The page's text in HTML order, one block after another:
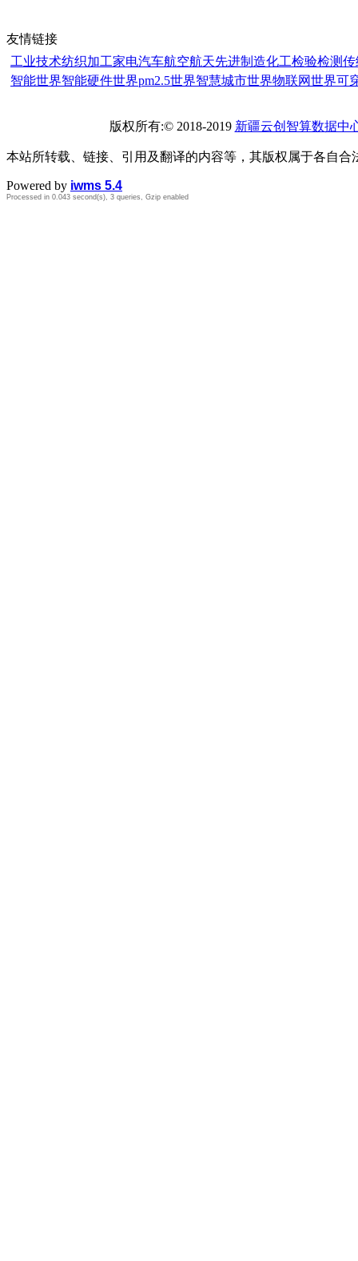
友情链接
工业技术纺织加工家电汽车航空航天先进制造化工检验检测传
智能世界智能硬件世界pm2.5世界智慧城市世界物联网世界可
版权所有:© 2018-2019 新疆云创智算数据中
本站所转载、链接、引用及翻译的内容等，其版权属于各自合
Powered by iwms 5.4
Processed in 0.043 second(s), 3 queries, Gzip enabled